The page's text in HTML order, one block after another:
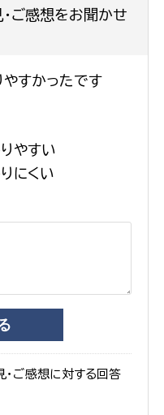
ご感想をお聞かせ
すかったです
やすい
にくい
ご感想に対する回答